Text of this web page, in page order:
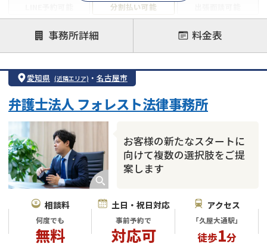
分割払い可能
借金返済相談・交渉
自己破産
任意整理
個人再生
時効援用
会社破産・法人破産
住宅ローン
消費者金融・サラ金
カードローン
事務所詳細 料金表
愛知県 (近隣エリア) ・ 名古屋市
お客様の新たなスタートに
向けて複数の選択肢をご提
案します
弁護士法人 フォレスト法律事務所
相談料
何度でも
無料
土日・祝日対応
事前予約で
対応可
アクセス
「久屋大通駅」
徒歩1分